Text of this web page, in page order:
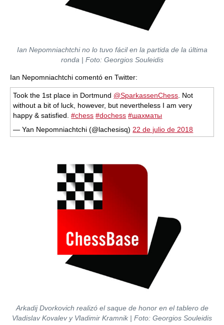
Ian Nepomniachtchi no lo tuvo fácil en la partida de la última
ronda | Foto: Georgios Souleidis
Ian Nepomniachtchi comentó en Twitter:
Took the 1st place in Dortmund @SparkassenChess. Not
without a bit of luck, however, but nevertheless I am very
happy & satisfied.#chess #dochess #шахматы
— Yan Nepomniachtchi (@lachesisq)22 de julio de 2018
Arkadij Dvorkovich realizó el saque de honor en el tablero de
Vladislav Kovalev y Vladimir Kramnik | Foto: Georgios Souleidis